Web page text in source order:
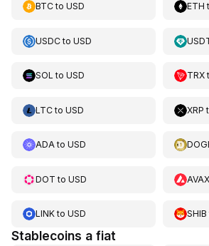
BTCto USD ETH
USDCto USD
SOL to USD TRX
LTCto USD XRP
ADAto USD
DOT to USD AVAX
LINKto USD SHIB
Stablecoins a fiat